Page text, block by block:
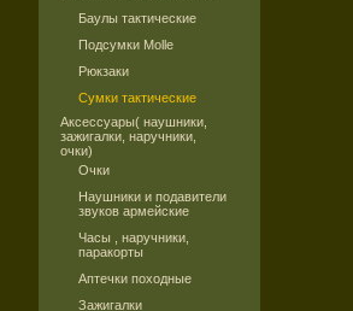
Баулы тактические
Подсумки Molle
Рюкзаки
Сумки тактические
Аксессуары( наушники,
зажигалки, наручники,
очки)
Очки
Наушники и подавители
звуков армейские
Часы , наручники,
паракорты
Аптечки походные
Зажигалки